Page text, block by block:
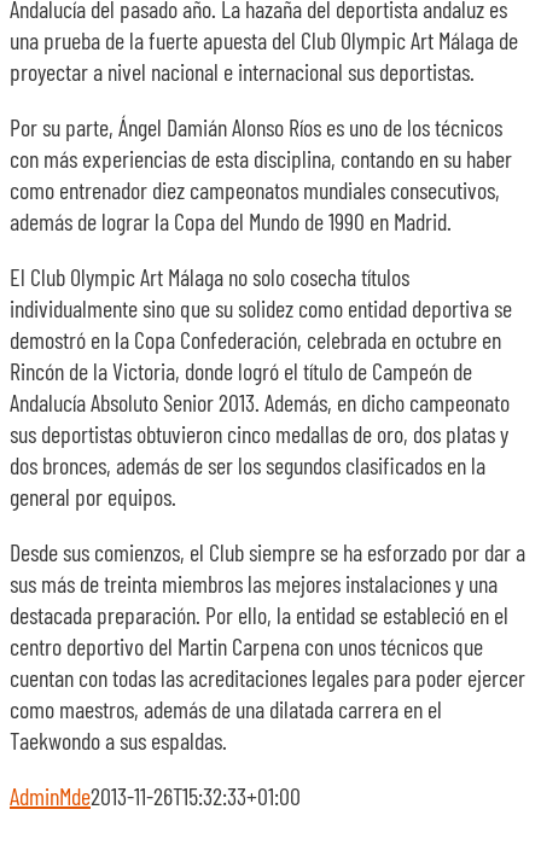
Andalucía del pasado año. La hazaña del deportista andaluz es
una prueba de la fuerte apuesta del Club Olympic Art Málaga de
proyectar a nivel nacional e internacional sus deportistas.
Por su parte, Ángel Damián Alonso Ríos es uno de los técnicos
con más experiencias de esta disciplina, contando en su haber
como entrenador diez campeonatos mundiales consecutivos,
además de lograr la Copa del Mundo de 1990 en Madrid.
El Club Olympic Art Málaga no solo cosecha títulos
individualmente sino que su solidez como entidad deportiva se
demostró en la Copa Confederación, celebrada en octubre en
Rincón de la Victoria, donde logró el título de Campeón de
Andalucía Absoluto Senior 2013. Además, en dicho campeonato
sus deportistas obtuvieron cinco medallas de oro, dos platas y
dos bronces, además de ser los segundos clasificados en la
general por equipos.
Desde sus comienzos, el Club siempre se ha esforzado por dar a
sus más de treinta miembros las mejores instalaciones y una
destacada preparación. Por ello, la entidad se estableció en el
centro deportivo del Martin Carpena con unos técnicos que
cuentan con todas las acreditaciones legales para poder ejercer
como maestros, además de una dilatada carrera en el
Taekwondo a sus espaldas.
AdminMde2013-11-26T15:32:33+01:00